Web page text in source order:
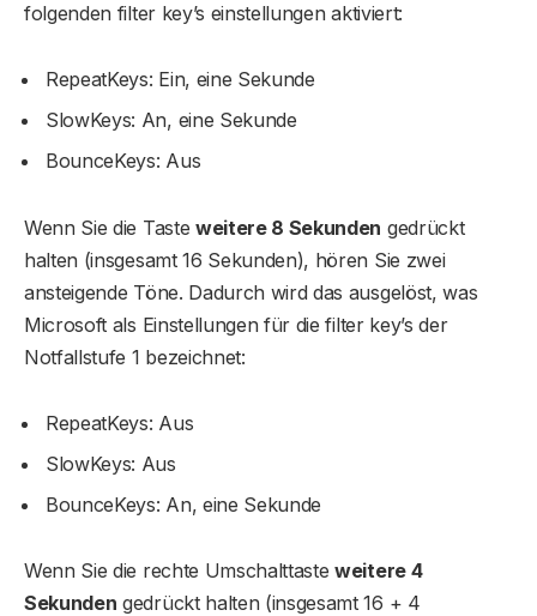
folgenden filter key’s einstellungen aktiviert:
RepeatKeys: Ein, eine Sekunde
SlowKeys: An, eine Sekunde
BounceKeys: Aus
Wenn Sie die Taste weitere 8 Sekunden gedrückt
halten (insgesamt 16 Sekunden), hören Sie zwei
ansteigende Töne. Dadurch wird das ausgelöst, was
Microsoft als Einstellungen für die filter key’s der
Notfallstufe 1 bezeichnet:
RepeatKeys: Aus
SlowKeys: Aus
BounceKeys: An, eine Sekunde
Wenn Sie die rechte Umschalttasteweitere 4
Sekunden gedrückt halten (insgesamt 16 + 4